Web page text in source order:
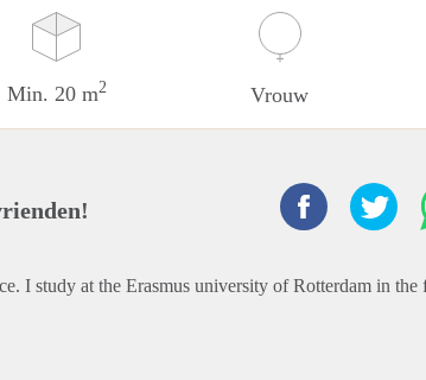
Min. 20 m2 Vrouw
I study at the Erasmus university of Rotterdam in